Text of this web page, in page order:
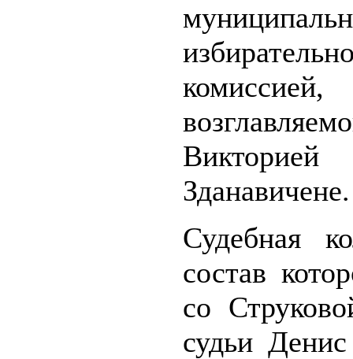
комиссией,
Викторией
Зданавичене.
Судебная
состав
со
судьи